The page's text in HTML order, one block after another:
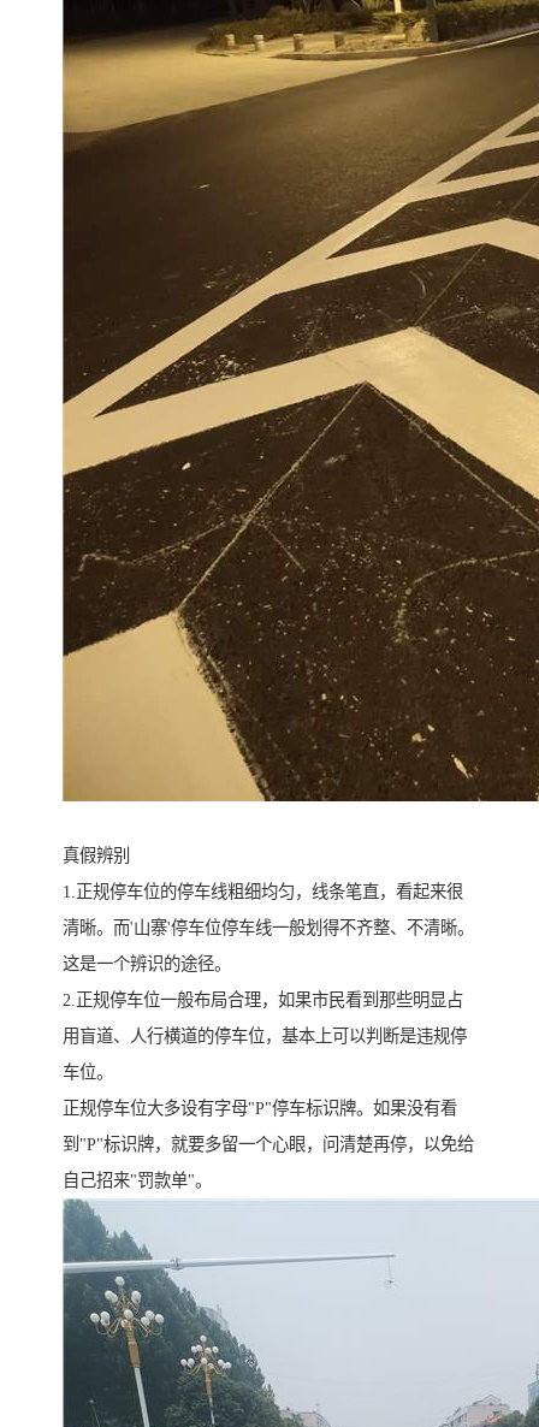
真假辨别
1.正规停车位的停车线粗细均匀，线条笔直，看起来很
清晰。而'山寨'停车位停车线一般划得不齐整、不清晰。
这是一个辨识的途径。
2.正规停车位一般布局合理，如果市民看到那些明显占
用盲道、人行横道的停车位，基本上可以判断是违规停
车位。
正规停车位大多设有字母"P"停车标识牌。如果没有看
到"P"标识牌，就要多留一个心眼，问清楚再停，以免给
自己招来"罚款单"。